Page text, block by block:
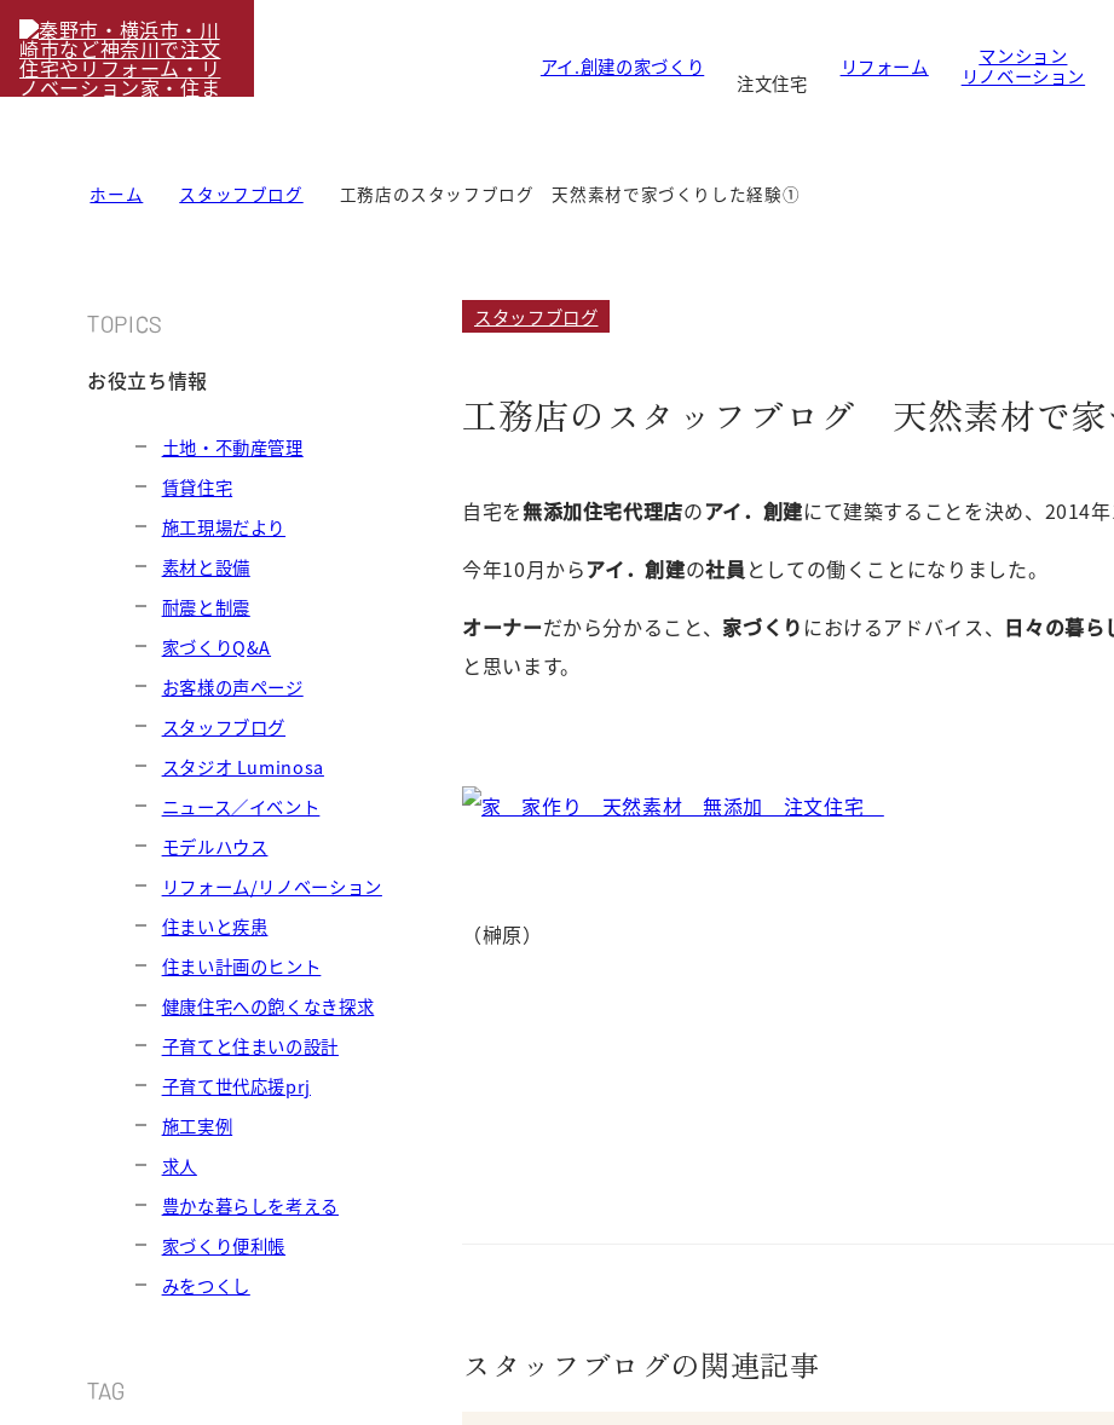
アイ.創建の家づくり
注文住宅
リフォーム
マンション
リノベーション
ホーム スタッフブログ 工務店のスタッフブログ 天然素材で家づくりした経験①
スタッフブログ
工務店のスタッフブログ 天然素材で
自宅を無添加住宅代理店のアイ．創建にて建築することを決め、2014
今年10月からアイ．創建の社員 としての働くことになりました。
オーナーだから分かること、 家づくり におけるアドバイス、 日々の暮ら
と思います。
（榊原）
スタッフブログの関連記事
TOPICS
お役立ち情報
土地・不動産管理
賃貸住宅
施工現場だより
素材と設備
耐震と制震
家づくりQ&A
お客様の声ページ
スタッフブログ
スタジオ Luminosa
ニュース／イベント
モデルハウス
リフォーム/リノベーション
住まいと疾患
住まい計画のヒント
健康住宅への飽くなき探求
子育てと住まいの設計
子育て世代応援prj
施工実例
求人
豊かな暮らしを考える
家づくり便利帳
みをつくし
TAG